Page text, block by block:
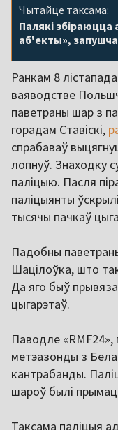
Чытайце таксама:
Палякі
аб'екты»,
Ранкам 8
ваяводстве
паветраны шар з
горадам Ставіскі,
спрабаваў
лопнуў. Знаходку
паліцыю. Пасля
паліцыянты
тысячы пачкаў
Падобны
Шацілоўка, што
Да яго быў
цыгарэтаў.
Паводле
метэазонды з
кантрабанды.
шароў былі
Таксама паліцыя